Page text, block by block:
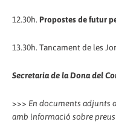
12.30h. Propostes de futur
13.30h. Tancament de les
Secretaria de la Dona del
>>> En documents adjunts
amb informació sobre